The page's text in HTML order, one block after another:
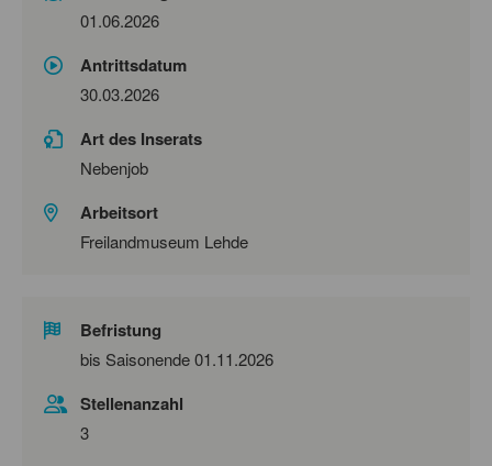
01.06.2026
Antrittsdatum
30.03.2026
Art des Inserats
Nebenjob
Arbeitsort
Freilandmuseum Lehde
Befristung
bis Saisonende 01.11.2026
Stellenanzahl
3